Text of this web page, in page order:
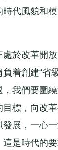
代風貌和
改革開放
着創建“省
我們要圍
標，向改
展，一心
是時代的